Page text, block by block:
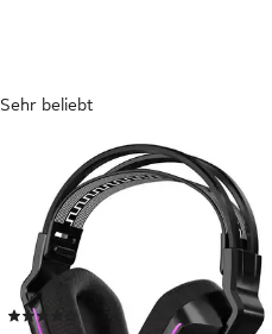
Sehr beliebt
Kabelloses Gaming-Headset
Bluetooth Gaming-Kopfhörer
Schwarz Gaming-Headset
atmungsaktiv
2.4GHz Wireless Headset mit Bluetooth
(59)